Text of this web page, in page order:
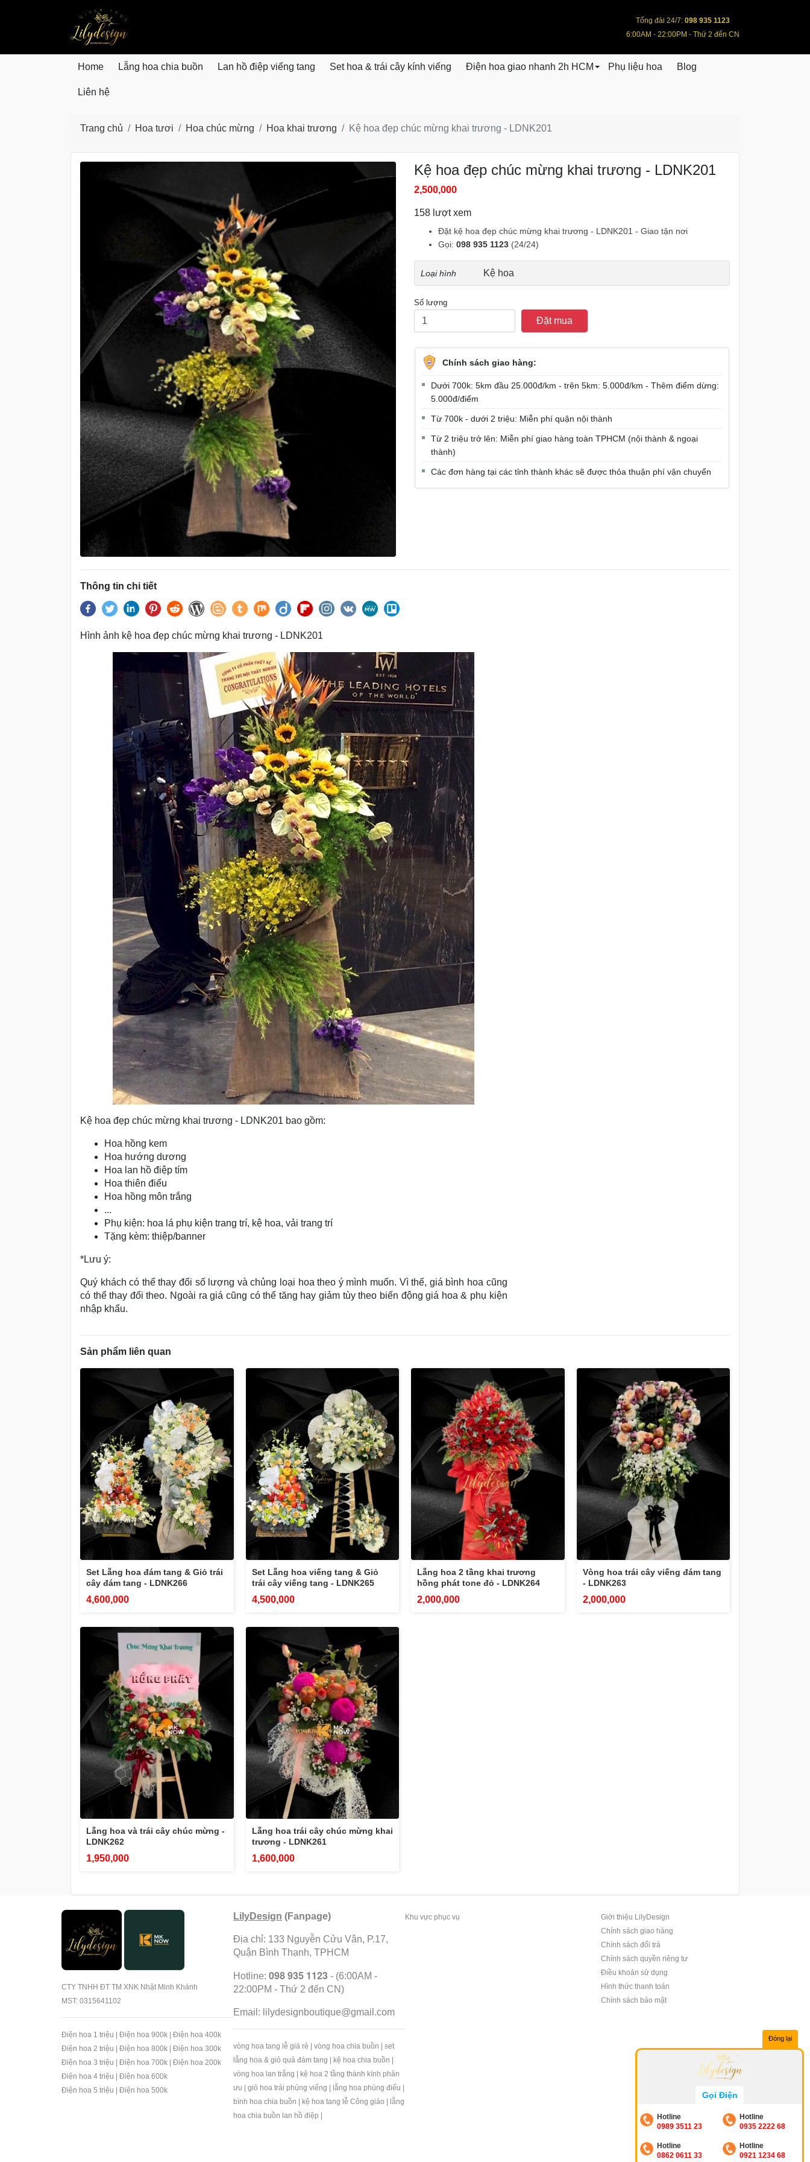
lilydesign.vn
Tổng đài 24/7: 098 935 1123
6:00AM - 22:00PM - Thứ 2 đến CN
Home Lẵng hoa chia buồn Lan hồ điệp viếng tang Set hoa & trái cây kính viếng Điện hoa giao nhanh 2h HCM Phụ liệu hoa Blog
Liên hệ
Trang chủ Hoa tươi Hoa chúc mừng Hoa khai trương Kệ hoa đẹp chúc mừng khai trương - LDNK201
Kệ hoa đẹp chúc mừng khai trương - LDNK201
2,500,000
158 lượt xem
Đặt kệ hoa đẹp chúc mừng khai trương - LDNK201 - Giao tận nơi
Gọi: 098 935 1123 (24/24)
Loại hình Kệ hoa
Số lượng
Đặt mua
Chính sách giao hàng:
Dưới 700k: 5km đầu 25.000đ/km - trên 5km: 5.000đ/km - Thêm điểm dừng:
5.000đ/điểm
Từ 700k - dưới 2 triệu: Miễn phí quận nội thành
Từ 2 triệu trở lên: Miễn phí giao hàng toàn TPHCM (nội thành & ngoại
thành)
Các đơn hàng tại các tỉnh thành khác sẽ được thỏa thuận phí vận chuyển
Thông tin chi tiết
Hình ảnh kệ hoa đẹp chúc mừng khai trương - LDNK201
Kệ hoa đẹp chúc mừng khai trương - LDNK201 bao gồm:
Hoa hồng kem
Hoa hướng dương
Hoa lan hồ điệp tím
Hoa thiên điểu
Hoa hồng môn trắng
...
Phụ kiện: hoa lá phụ kiện trang trí, kệ hoa, vải trang trí
Tặng kèm: thiệp/banner
*Lưu ý:
Quý khách có thể thay đổi số lượng và chủng loại hoa theo ý mình muốn. Vì thế, giá bình hoa cũng
có thể thay đổi theo. Ngoài ra giá cũng có thể tăng hay giảm tùy theo biến động giá hoa & phụ kiện
nhập khẩu.
Sản phẩm liên quan
Set Lẵng hoa đám tang & Giỏ trái
cây đám tang - LDNK266
4,600,000
Set Lẵng hoa viếng tang & Giỏ
trái cây viếng tang - LDNK265
4,500,000
Lẵng hoa 2 tầng khai trương
hồng phát tone đỏ - LDNK264
2,000,000
Vòng hoa trái cây viếng đám tang
- LDNK263
2,000,000
Lẵng hoa và trái cây chúc mừng -
LDNK262
1,950,000
Lẵng hoa trái cây chúc mừng khai
trương - LDNK261
1,600,000
CTY TNHH ĐT TM XNK Nhật Minh Khánh
MST: 0315641102
Điện hoa 1 triệu Điện hoa 900k
Điện hoa 400k
Điện hoa 2 triệu
Điện hoa 800k
Điện hoa 300k
Điện hoa 3 triệu
Điện hoa 700k
Điện hoa 200k
Điện hoa 4 triệu
Điện hoa 600k
Điện hoa 5 triệu
Điện hoa 500k
LilyDesign (Fanpage)
Địa chỉ: 133 Nguyễn Cửu Vân, P.17,
Quận Bình Thạnh, TPHCM
Hotline: 098 935 1123 - (6:00AM -
22:00PM - Thứ 2 đến CN)
Email: lilydesignboutique@gmail.com
vòng hoa tang lễ giá rẻ vòng hoa chia buồn
set
lẵng hoa & giỏ quả đám tang
kệ hoa chia buồn
vòng hoa lan trắng
kệ hoa 2 tầng thành kính phân
ưu
giỏ hoa trái phúng viếng lẵng hoa phúng điếu
bình hoa chia buồn
kệ hoa tang lễ Công giáo
lẵng
hoa chia buồn lan hồ điệp
Khu vực phục vụ
Giới thiệu LilyDesign
Chính sách giao hàng
Chính sách đổi trả
Chính sách quyền riêng tư
Điều khoản sử dụng
Hình thức thanh toán
Chính sách bảo mật
Đóng lại
Gọi Điện
Hotline
0989 3511 23
Hotline
0935 2222 68
Hotline
0862 0611 33
Hotline
0921 1234 68